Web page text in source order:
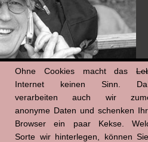
Ohne Cookies macht das
Internet keinen Sinn.
verarbeiten auch wir
anonyme Daten und schenken
Browser ein paar Kekse.
Sorte wir hinterlegen, können